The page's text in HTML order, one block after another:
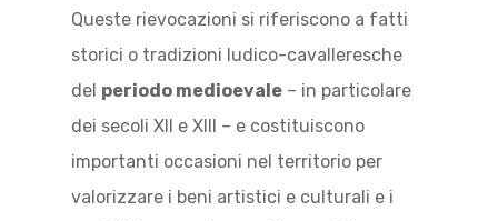
Queste rievocazioni si riferiscono a fatti
storici o tradizioni ludico-cavalleresche
del periodo medioevale – in particolare
dei secoli XII e XIII – e costituiscono
importanti occasioni nel territorio per
valorizzare i beni artistici e culturali e i